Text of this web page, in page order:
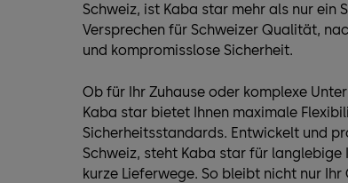
Schweiz, ist Kaba star mehr als nur ein
Versprechen für Schweizer Qualität,
und kompromisslose Sicherheit.
Ob für Ihr Zuhause oder komplexe
Kaba star bietet Ihnen maximale
Sicherheitsstandards. Entwickelt und
Schweiz, steht Kaba star für langlebige
kurze Lieferwege. So bleibt nicht nur